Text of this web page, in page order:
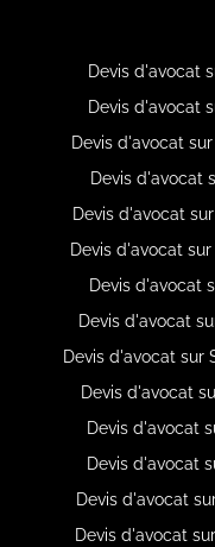
Devis d'avocat
Devis d'avocat
Devis d'avocat
Devis d'avocat
Devis d'avocat
Devis d'avocat
Devis d'avocat
Devis d'avocat
Devis d'avocat sur
Devis d'avocat
Devis d'avocat
Devis d'avocat
Devis d'avocat
Devis d'avocat